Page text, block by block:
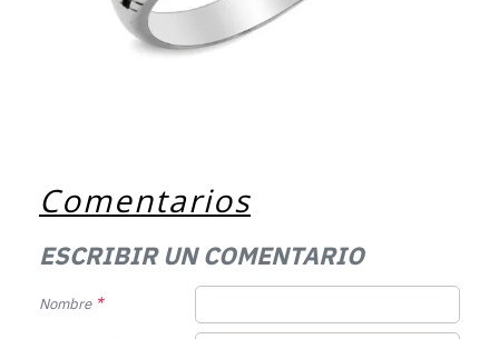
Comentarios
ESCRIBIR UN COMENTARIO
Nombre